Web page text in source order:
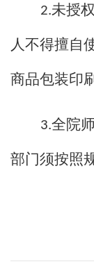
2.未授
人不得擅自
商品包装印
3.全院
部门须按照